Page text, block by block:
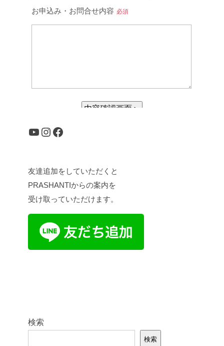
YouTube
Instagram
Facebook
友達追加をしていただくと
PRASHANTIからの案内を
受け取っていただけます。
検索
検索